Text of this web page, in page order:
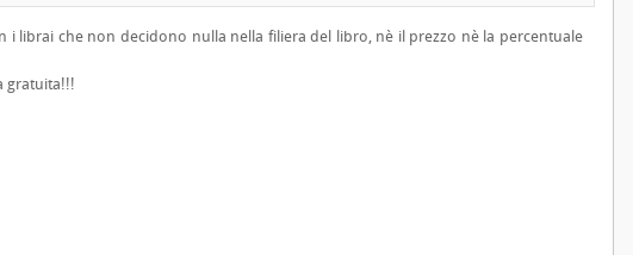
i librai che non decidono nulla nella filiera del libro, nè il prezzo nè la percentuale
gratuita!!!